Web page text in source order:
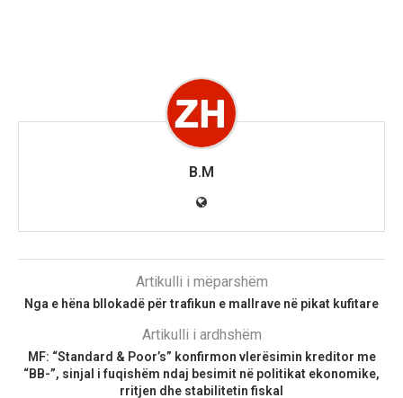
B.M
Artikulli i mëparshëm
Nga e hëna bllokadë për trafikun e mallrave në pikat kufitare
Artikulli i ardhshëm
MF: “Standard & Poor’s” konfirmon vlerësimin kreditor me
“BB-”, sinjal i fuqishëm ndaj besimit në politikat ekonomike,
rritjen dhe stabilitetin fiskal